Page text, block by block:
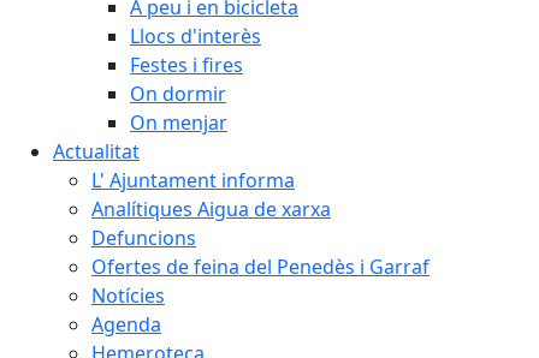
A peu i en bicicleta
Llocs d'interès
Festes i fires
On dormir
On menjar
Actualitat
L' Ajuntament informa
Analítiques Aigua de xarxa
Defuncions
Ofertes de feina del Penedès i Garraf
Notícies
Agenda